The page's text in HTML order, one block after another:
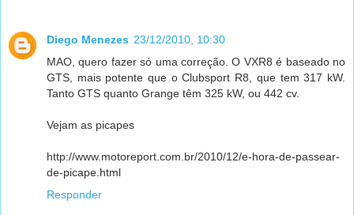
Diego Menezes 23/12/2010, 10:30
MAO, quero fazer só uma correção. O VXR8 é baseado no
GTS, mais potente que o Clubsport R8, que tem 317 kW.
Tanto GTS quanto Grange têm 325 kW, ou 442 cv.
Vejam as picapes
http://www.motoreport.com.br/2010/12/e-hora-de-passear-
de-picape.html
Responder